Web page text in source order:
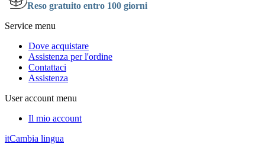
Reso gratuito entro 100 giorni
Service menu
Dove acquistare
Assistenza per l'ordine
Contattaci
Assistenza
User account menu
Il mio account
itCambia lingua